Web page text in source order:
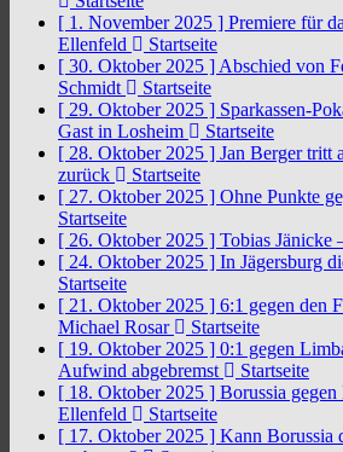
[ 1. November 2025 ] Premiere für
Ellenfeld
Startseite
[ 30. Oktober 2025 ] Abschied von
Schmidt
Startseite
[ 29. Oktober 2025 ] Sparkassen-
Gast in Losheim
Startseite
[ 28. Oktober 2025 ] Jan Berger tritt
zurück
Startseite
[ 27. Oktober 2025 ] Ohne Punkte
Startseite
[ 26. Oktober 2025 ] Tobias Jänicke
[ 24. Oktober 2025 ] In Jägersburg
Startseite
[ 21. Oktober 2025 ] 6:1 gegen den
Michael Rosar
Startseite
[ 19. Oktober 2025 ] 0:1 gegen
Aufwind abgebremst
Startseite
[ 18. Oktober 2025 ] Borussia
Ellenfeld
Startseite
[ 17. Oktober 2025 ] Kann Borussia